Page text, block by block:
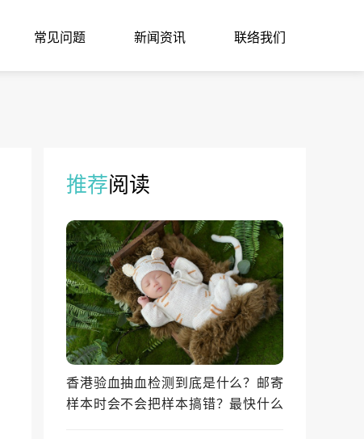
常见问题 新闻资讯 联络我们
推荐阅读
香港验血抽血检测到底是什么？邮寄
样本时会不会把样本搞错？最快什么